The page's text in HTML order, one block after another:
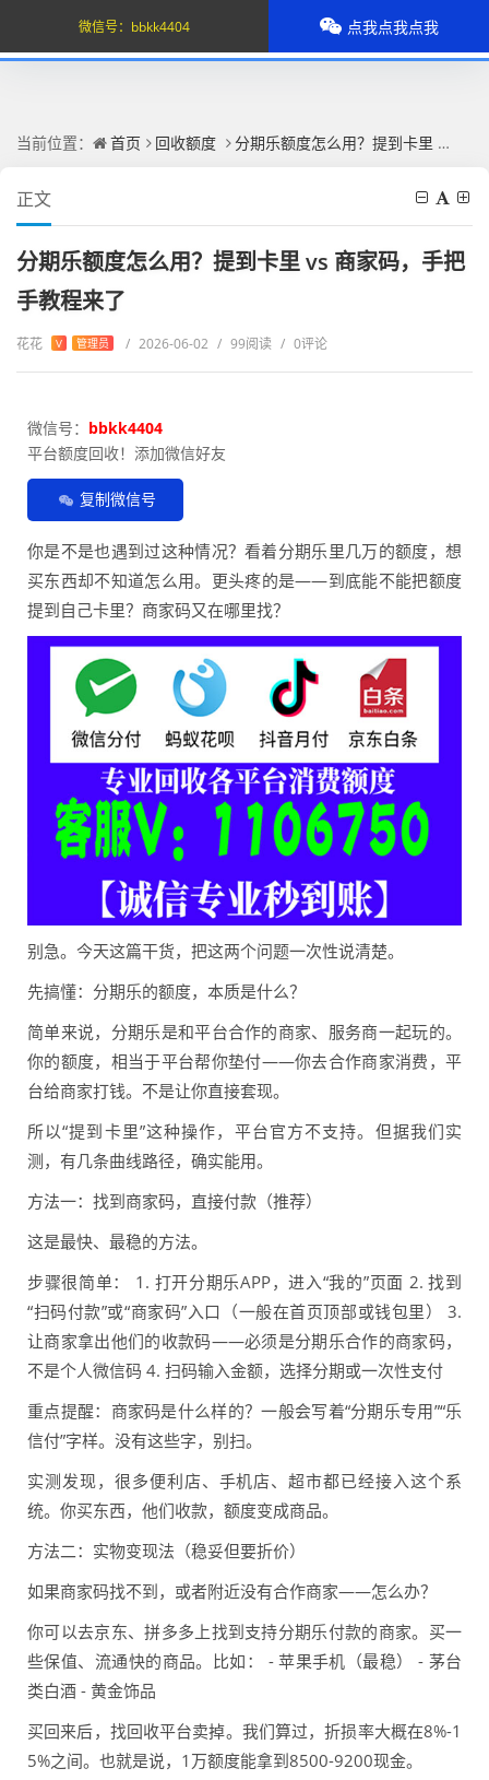
当前位置： 首页 回收额度 分期乐额度怎么用？提到卡里 vs 商家码，手把手教程来了
正文
分期乐额度怎么用？提到卡里 vs 商家码，手把
手教程来了
花花 V 管理员 / 2026-06-02 / 99阅读 / 0评论
微信号： bbkk4404
平台额度回收！添加微信好友
复制微信号
你是不是也遇到过这种情况？看着分期乐里几万的额度，想
买东西却不知道怎么用。更头疼的是——到底能不能把额度
提到自己卡里？商家码又在哪里找？
别急。今天这篇干货，把这两个问题一次性说清楚。
先搞懂：分期乐的额度，本质是什么？
简单来说，分期乐是和平台合作的商家、服务商一起玩的。
你的额度，相当于平台帮你垫付——你去合作商家消费，平
台给商家打钱。不是让你直接套现。
所以“提到卡里”这种操作，平台官方不支持。但据我们实
测，有几条曲线路径，确实能用。
方法一：找到商家码，直接付款（推荐）
这是最快、最稳的方法。
步骤很简单： 1. 打开分期乐APP，进入“我的”页面 2. 找到
“扫码付款”或“商家码”入口（一般在首页顶部或钱包里） 3.
让商家拿出他们的收款码——必须是分期乐合作的商家码，
不是个人微信码 4. 扫码输入金额，选择分期或一次性支付
重点提醒：商家码是什么样的？一般会写着“分期乐专用”“乐
信付”字样。没有这些字，别扫。
实测发现，很多便利店、手机店、超市都已经接入这个系
统。你买东西，他们收款，额度变成商品。
方法二：实物变现法（稳妥但要折价）
如果商家码找不到，或者附近没有合作商家——怎么办？
你可以去京东、拼多多上找到支持分期乐付款的商家。买一
些保值、流通快的商品。比如： - 苹果手机（最稳） - 茅台
类白酒 - 黄金饰品
买回来后，找回收平台卖掉。我们算过，折损率大概在8%-1
5%之间。也就是说，1万额度能拿到8500-9200现金。
微信号： bbkk4404 点我点我点我